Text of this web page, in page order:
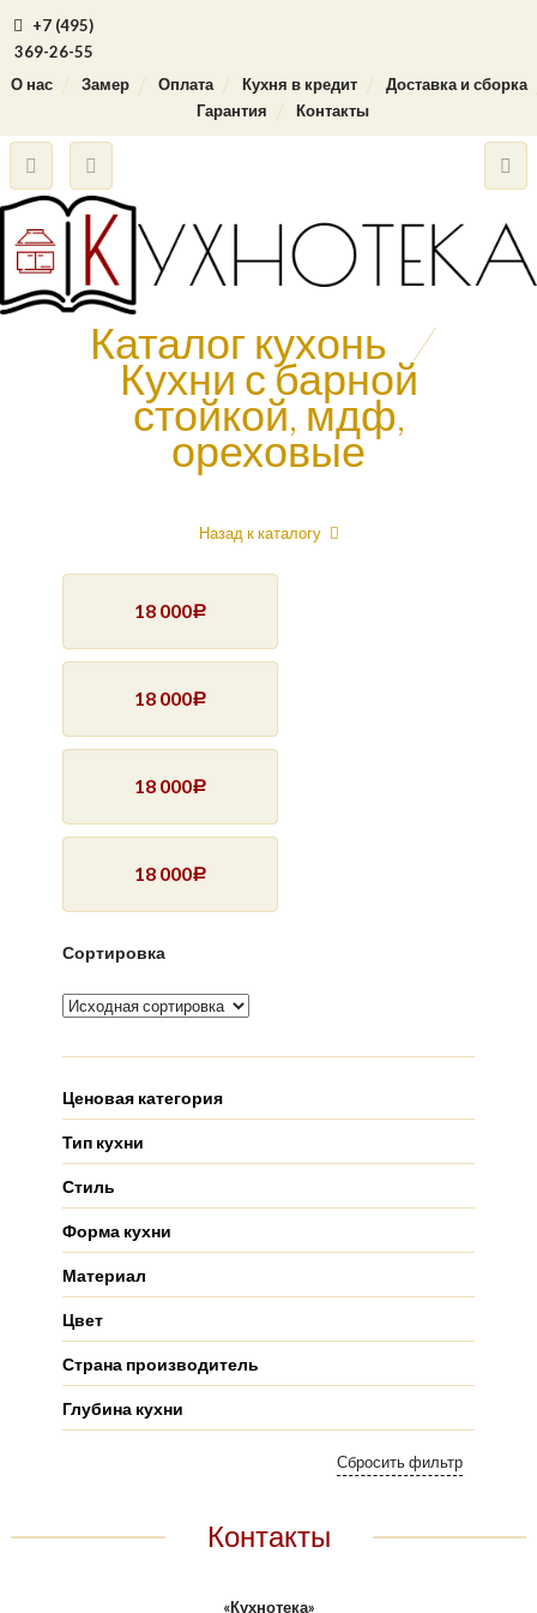
+7 (495)
369-26-55
О нас
Замер Оплата Кухня в кредит
Доставка и сборка
Гарантия
Контакты
Каталог кухонь /
Кухни с барной
стойкой, мдф,
ореховые
Назад к каталогу
18 000Р
18 000Р
18 000Р
18 000Р
Сортировка
Ценовая категория
Тип кухни
Стиль
Форма кухни
Материал
Цвет
Страна производитель
Глубина кухни
Контакты
«Кухнотека»